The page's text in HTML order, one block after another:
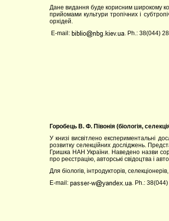
Дане видання буде корисним широкому
прийомами культури тропічних і
орхідей.
E-mail:
. Ph.: 38(044)
Горобець В. Ф. Півонія (біологія,
У книзі висвітлено експериментальні
розвитку селекційних досліджень.
Гришка НАН України. Наведено назви
про реєстрацію, авторські свідоцтва і
Для біологів, інтродукторів,
E-mail:
. Ph.: